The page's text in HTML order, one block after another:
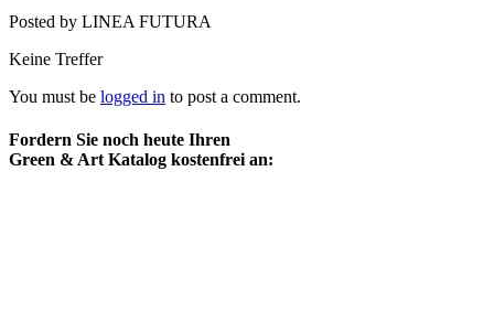
Posted by LINEA FUTURA
Keine Treffer
You must be logged in to post a comment.
Fordern Sie noch heute Ihren
Green & Art Katalog kostenfrei an: